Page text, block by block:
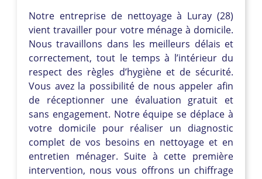
Notre entreprise de nettoyage à Luray (28)
vient travailler pour votre ménage à domicile.
Nous travaillons dans les meilleurs délais et
correctement, tout le temps à l’intérieur du
respect des règles d’hygiène et de sécurité.
Vous avez la possibilité de nous appeler afin
de réceptionner une évaluation gratuit et
sans engagement. Notre équipe se déplace à
votre domicile pour réaliser un diagnostic
complet de vos besoins en nettoyage et en
entretien ménager. Suite à cette première
intervention, nous vous offrons un chiffrage